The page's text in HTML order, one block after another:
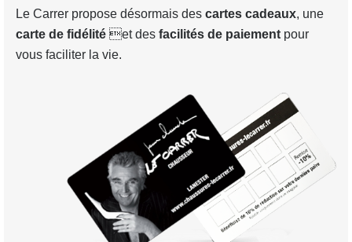
Le Carrer propose désormais des cartes cadeaux, une
carte de fidélité et des facilités de paiement pour
vous faciliter la vie.